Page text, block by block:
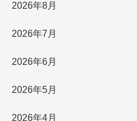
2026年8月
2026年7月
2026年6月
2026年5月
2026年4月